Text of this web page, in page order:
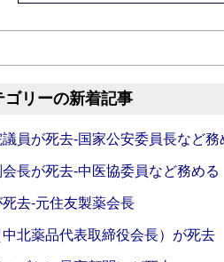
ゴリーの新着記事
議員が死去‐国家公安委員長など務
長が死去‐中医協委員など務める
去‐元住友製薬会長
中北薬品代表取締役会長）が死去